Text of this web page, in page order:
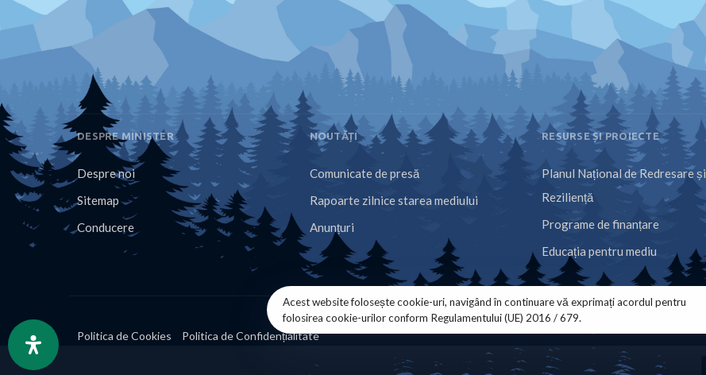
DESPRE MINISTER
Despre noi
Sitemap
Conducere
NOUTĂȚI
Comunicate de presă
Rapoarte zilnice starea mediului
Anunțuri
RESURSE ȘI PROIECTE
Planul Național de Redresare și
Reziliență
Programe de finanțare
Educația pentru mediu
Politica de Cookies Politica de Confidențialitate
Acest website folosește cookie-uri, navigând în continuare vă exprimați acordul pentru
folosirea cookie-urilor conform Regulamentului (UE) 2016 / 679.